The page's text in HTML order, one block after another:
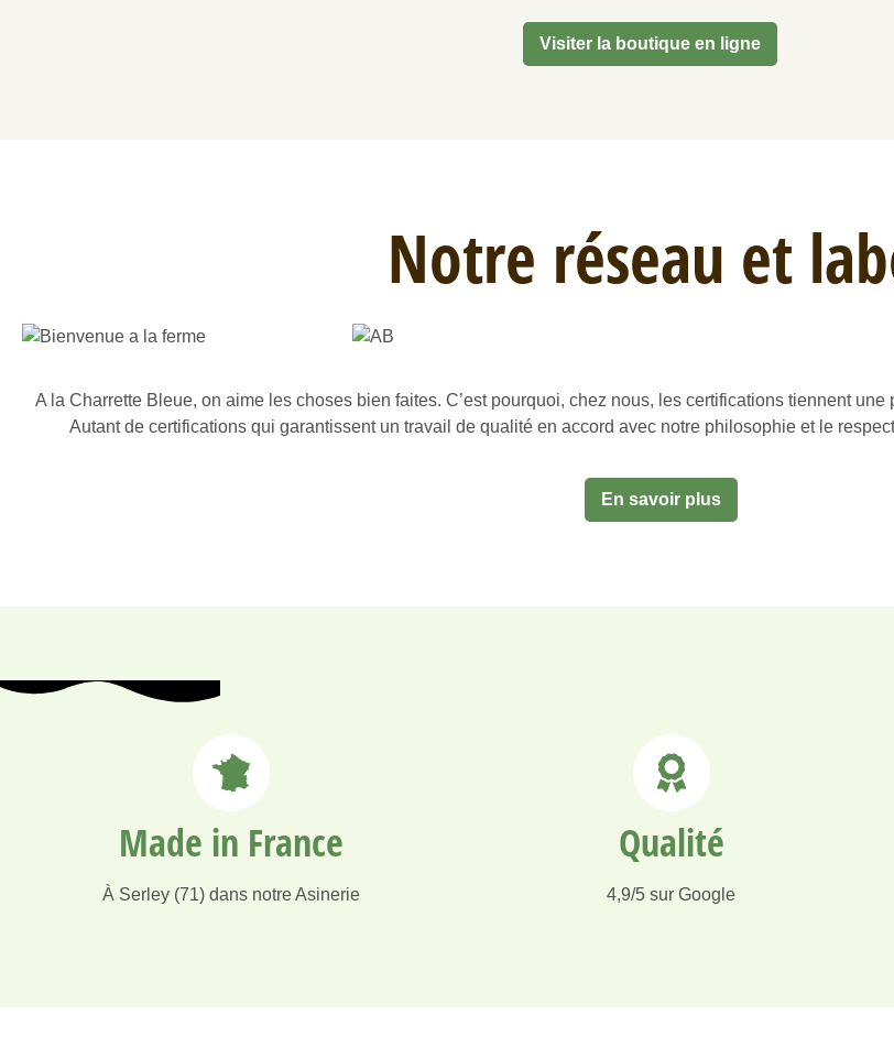
Visiter la boutique en ligne
Notre réseau et
A la Charrette Bleue, on aime les choses bien faites. C’est pourquoi, chez nous, les certifications tiennent
Autant de certifications qui garantissent un travail de qualité en accord avec notre philosophie et le
En savoir plus
Made in France
À Serley (71) dans notre Asinerie
Qualité
4,9/5 sur Google